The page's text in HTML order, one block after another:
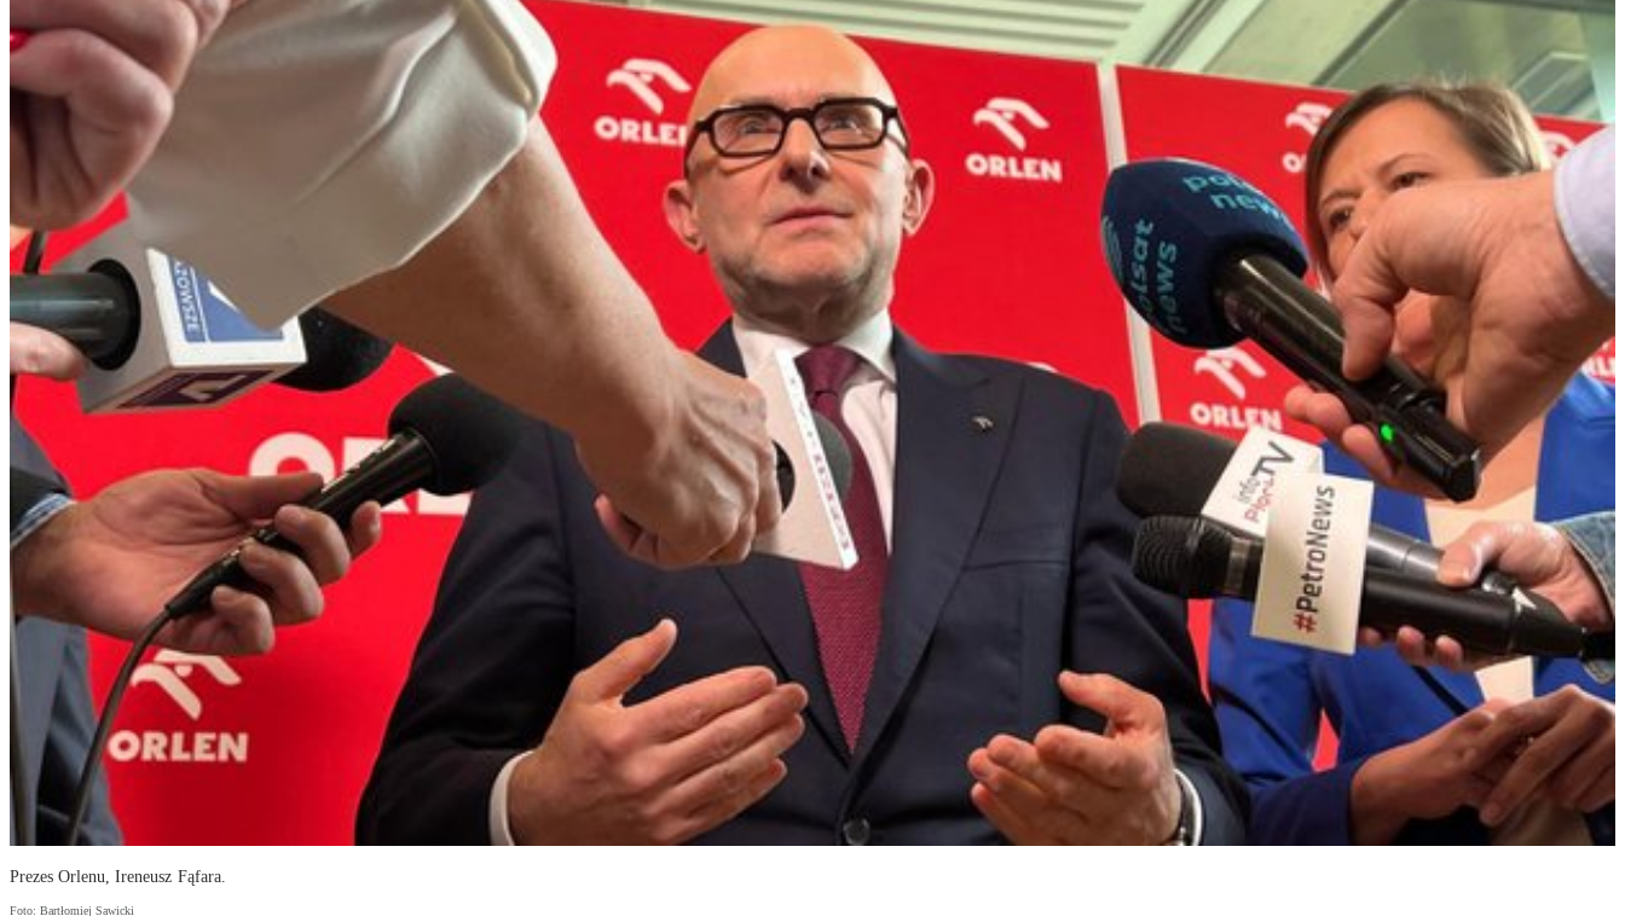
Prezes Orlenu, Ireneusz Fąfara.
Foto: Bartłomiej Sawicki